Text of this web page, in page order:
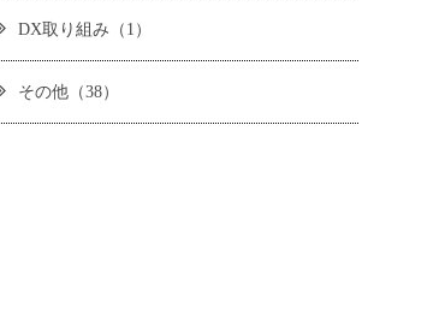
DX取り組み（1）
その他（38）